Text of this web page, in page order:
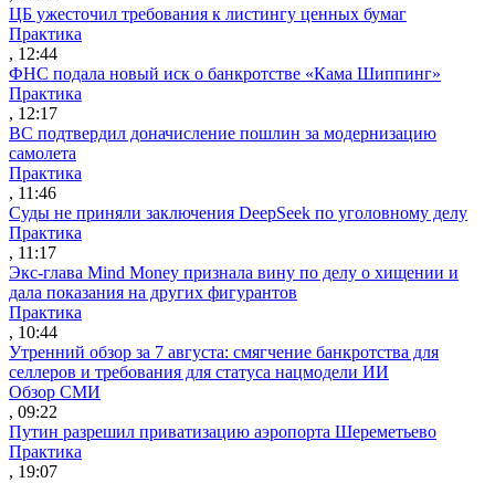
ЦБ ужесточил требования к листингу ценных бумаг
Практика
, 12:44
ФНС подала новый иск о банкротстве «Кама Шиппинг»
Практика
, 12:17
ВС подтвердил доначисление пошлин за модернизацию
самолета
Практика
, 11:46
Суды не приняли заключения DeepSeek по уголовному делу
Практика
, 11:17
Экс-глава Mind Money признала вину по делу о хищении и
дала показания на других фигурантов
Практика
, 10:44
Утренний обзор за 7 августа: смягчение банкротства для
селлеров и требования для статуса нацмодели ИИ
Обзор СМИ
, 09:22
Путин разрешил приватизацию аэропорта Шереметьево
Практика
, 19:07